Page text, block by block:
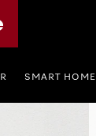
SMART HOME